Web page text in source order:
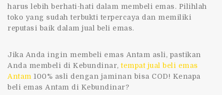
harus lebih berhati-hati dalam membeli emas. Pilihlah
toko yang sudah terbukti terpercaya dan memiliki
reputasi baik dalam jual beli emas.
Jika Anda ingin membeli emas Antam asli, pastikan
Anda membeli di Kebundinar,tempat jual beli emas
Antam 100% asli dengan jaminan bisa COD! Kenapa
beli emas Antam di Kebundinar?